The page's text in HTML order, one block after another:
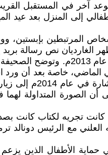
آخر في المستقبل
المنزل بعد عيد
المرتبطين بإبستين،
الغارديان نص رسالة
منفصلة ضمن الوثائق التي تم الإفراج عنها، الجمعة، أن إحدى مساعدات إبستين كانت تُخطط لتناول إبستين الغداء
الماضي، خاصة بعد أن
وثائق سابقة لوزارة العدل. وكان الأعضاء الديمقراطيون بمجلس النواب نشروا العام
الصورة المتداولة
رايلي) كجزء من بحث كانت تجريه لكتاب
مع الرئيس دونالد
حماية الأطفال الذين